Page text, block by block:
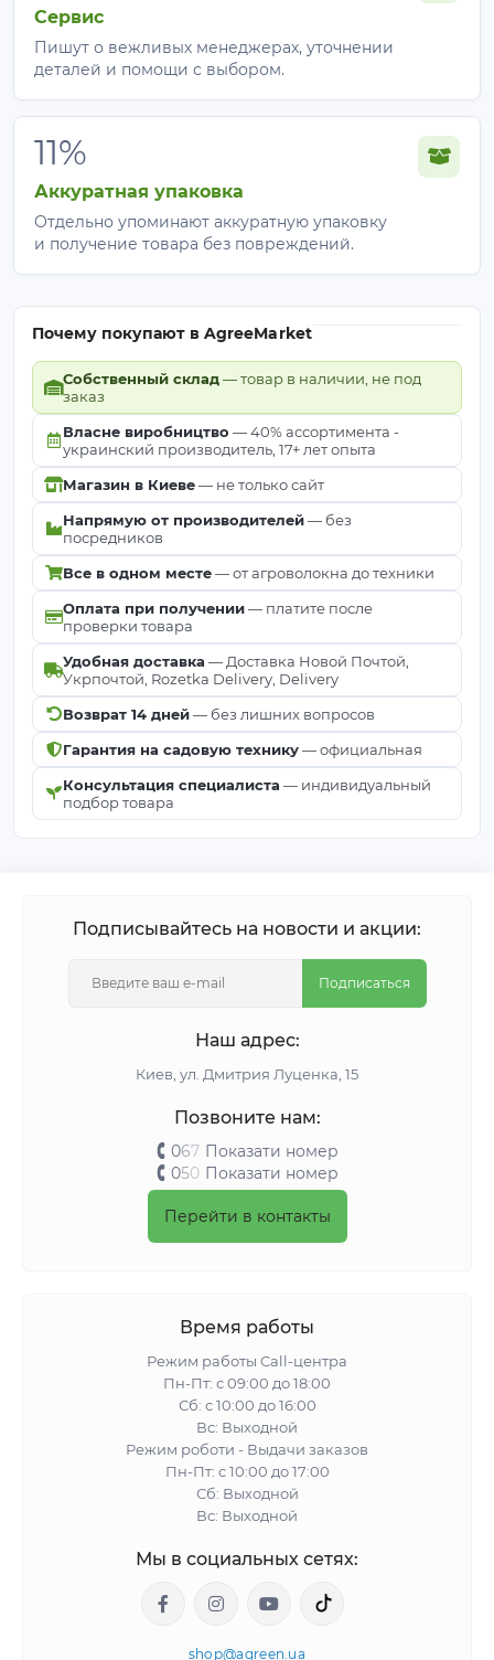
Сервис
Пишут о вежливых менеджерах, уточнении
деталей и помощи с выбором.
11%
Аккуратная упаковка
Отдельно упоминают аккуратную упаковку
и получение товара без повреждений.
Почему покупают в AgreeMarket
Собственный склад— товар в наличии, не под
заказ
Власне виробництво — 40% ассортимента -
украинский производитель, 17+ лет опыта
Магазин в Киеве— не только сайт
Напрямую от производителей— без
посредников
Все в одном месте— от агроволокна до техники
Оплата при получении— платите после
проверки товара
Удобная доставка — Доставка Новой Почтой,
Укрпочтой, Rozetka Delivery, Delivery
Возврат 14 дней— без лишних вопросов
Гарантия на садовую технику— официальная
Консультация специалиста — индивидуальный
подбор товара
Подписывайтесь на новости и акции:
Подписаться
Наш адрес:
Киeв, ул. Дмитрия Луценка, 15
Позвоните нам:
067 Показати номер
050 Показати номер
Перейти в контакты
Время работы
Режим работы Call-центра
Пн-Пт: с 09:00 до 18:00
Сб: с 10:00 до 16:00
Вс: Выходной
Режим роботи - Выдачи заказов
Пн-Пт: с 10:00 до 17:00
Сб: Выходной
Вс: Выходной
Мы в социальных сетях:
shop@agreen.ua